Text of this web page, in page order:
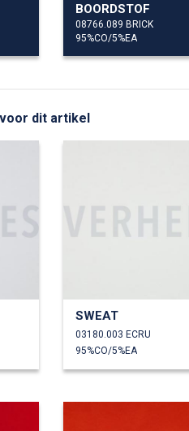
BOORDSTOF
08766.089 BRICK
95%CO/5%EA
dit artikel
SWEAT
03180.003 ECRU
95%CO/5%EA